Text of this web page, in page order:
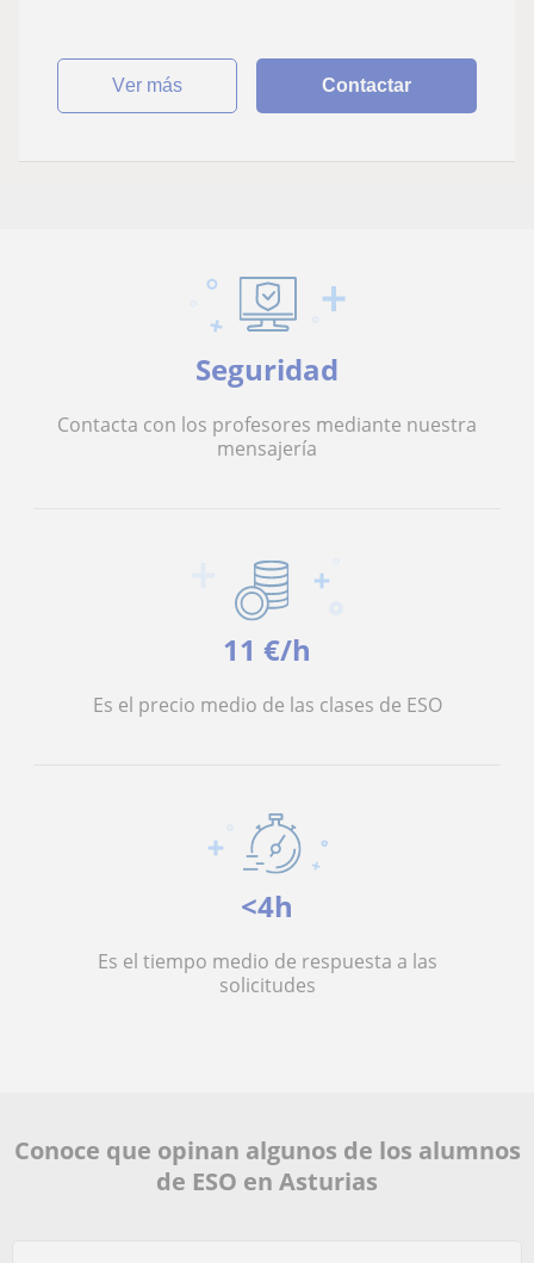
ver más Contactar
Seguridad
Contacta con los profesores mediante nuestra
mensajería
11 €/h
Es el precio medio de las clases de ESO
<4h
Es el tiempo medio de respuesta a las
solicitudes
Conoce que opinan algunos de los alumnos
de ESO en Asturias